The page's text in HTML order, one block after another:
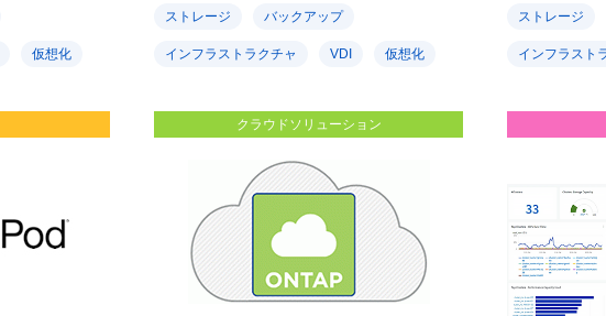
仮想化
ストレージ バックアップ
インフラストラクチャ VDI 仮想化
ストレージ
インフラスト
クラウドソリューション